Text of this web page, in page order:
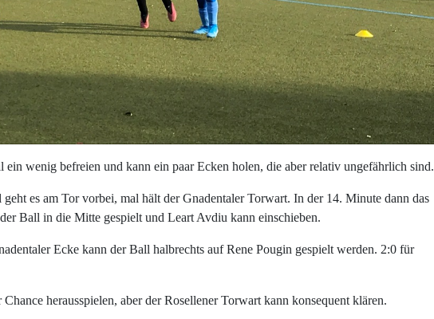
wenig befreien und kann ein paar Ecken holen, die aber relativ ungefährlich sind.
es am Tor vorbei, mal hält der Gnadentaler Torwart. In der 14. Minute dann das
Ball in die Mitte gespielt und Leart Avdiu kann einschieben.
Ecke kann der Ball halbrechts auf Rene Pougin gespielt werden. 2:0 für
herausspielen, aber der Rosellener Torwart kann konsequent klären.